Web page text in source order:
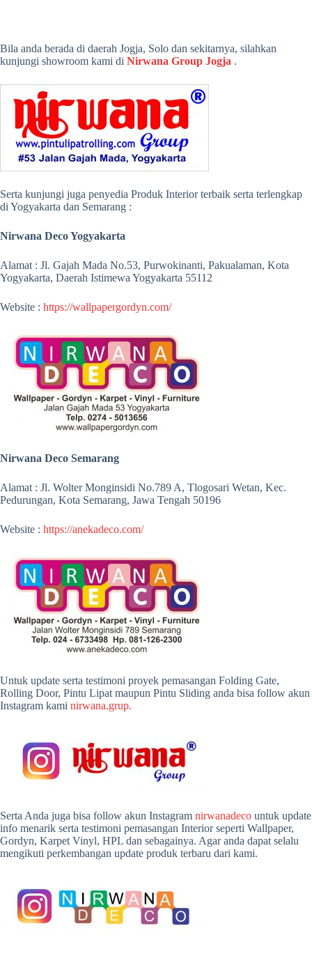
Bila anda berada di daerah Jogja, Solo dan sekitarnya, silahkan
kunjungi showroom kami di Nirwana Group Jogja .
Serta kunjungi juga penyedia Produk Interior terbaik serta terlengkap
di Yogyakarta dan Semarang :
Nirwana Deco Yogyakarta
Alamat : Jl. Gajah Mada No.53, Purwokinanti, Pakualaman, Kota
Yogyakarta, Daerah Istimewa Yogyakarta 55112
Website : https://wallpapergordyn.com/
Nirwana Deco Semarang
Alamat : Jl. Wolter Monginsidi No.789 A, Tlogosari Wetan, Kec.
Pedurungan, Kota Semarang, Jawa Tengah 50196
Website : https://anekadeco.com/
Untuk update serta testimoni proyek pemasangan Folding Gate,
Rolling Door, Pintu Lipat maupun Pintu Sliding anda bisa follow akun
Instagram kami nirwana.grup.
Serta Anda juga bisa follow akun Instagram nirwanadeco untuk update
info menarik serta testimoni pemasangan Interior seperti Wallpaper,
Gordyn, Karpet Vinyl, HPL dan sebagainya. Agar anda dapat selalu
mengikuti perkembangan update produk terbaru dari kami.